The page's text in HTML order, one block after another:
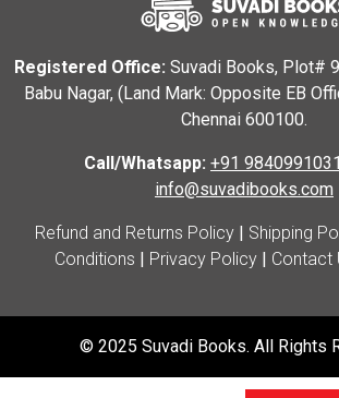
Registered Office: Suvadi Books, Plot#
Babu Nagar, (Land Mark: Opposite EB
Chennai 600100.
Call/Whatsapp: +91 9840991031
info@suvadibooks.com
Refund and Returns Policy| Shipping
Conditions | Privacy Policy| Contact
© 2025 Suvadi Books. All Rights